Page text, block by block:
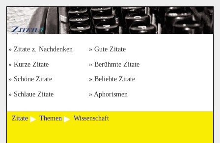
Zitate z. Nachdenken Gute Zitate
Kurze Zitate Berühmte Zitate
Schöne Zitate Beliebte Zitate
Schlaue Zitate Aphorismen
Zitate Themen Wissenschaft